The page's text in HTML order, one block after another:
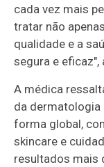
cada vez mais
tratar não
qualidade e a
segura e eficaz",
A médica
da dermatologia
forma global,
skincare e
resultados mais